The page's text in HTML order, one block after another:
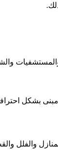
والمستشفيات
مبنى بشكل
للمنازل